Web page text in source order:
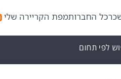
כל החברותמפת הקריירה שלי
לפי תחום